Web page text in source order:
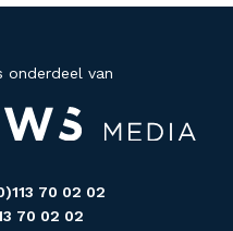
onderdeel van
70 02 02
70 02 02